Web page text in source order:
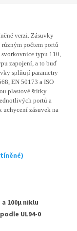
verzi. Zásuvky
počtem portů
svorkovnice typu 110,
zapojení, a to buď
splňují parametry
EN 50173 a ISO
plastové štítky
portů a
uchycení zásuvek na
100µ niklu
UL94-0